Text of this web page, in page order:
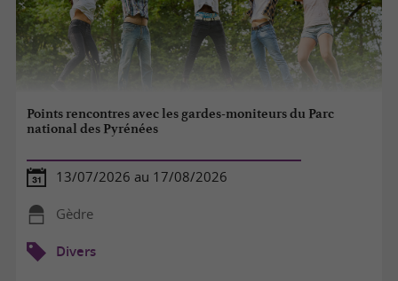
Points rencontres avec les gardes-moniteurs du Parc
national des Pyrénées
13/07/2026 au 17/08/2026
Gèdre
Divers